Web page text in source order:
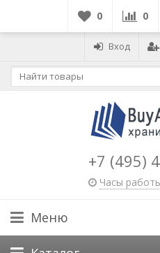
0 0
Вход
+7 (495)
Часы
Меню